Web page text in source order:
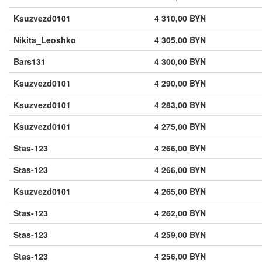
Ksuzvezd0101
4 310,00 BYN
Nikita_Leoshko
4 305,00 BYN
Bars131
4 300,00 BYN
Ksuzvezd0101
4 290,00 BYN
Ksuzvezd0101
4 283,00 BYN
Ksuzvezd0101
4 275,00 BYN
Stas-123
4 266,00 BYN
Stas-123
4 266,00 BYN
Ksuzvezd0101
4 265,00 BYN
Stas-123
4 262,00 BYN
Stas-123
4 259,00 BYN
Stas-123
4 256,00 BYN